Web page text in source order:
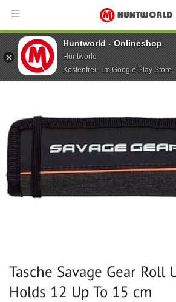
Hauptseite ...
Tasche Savage Gear Roll
Holds 12 Up To 15 cm
Huntworld - Onlineshop
Huntworld
Kostenfrei - im Google Play Store